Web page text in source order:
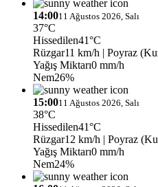
14:0011 Ağustos 2026, Salı
37°C
Hissedilen41°C
Rüzgar11 km/h | Poyraz
Yağış Miktarı0 mm/h
Nem26%
15:0011 Ağustos 2026, Salı
38°C
Hissedilen41°C
Rüzgar12 km/h | Poyraz
Yağış Miktarı0 mm/h
Nem24%